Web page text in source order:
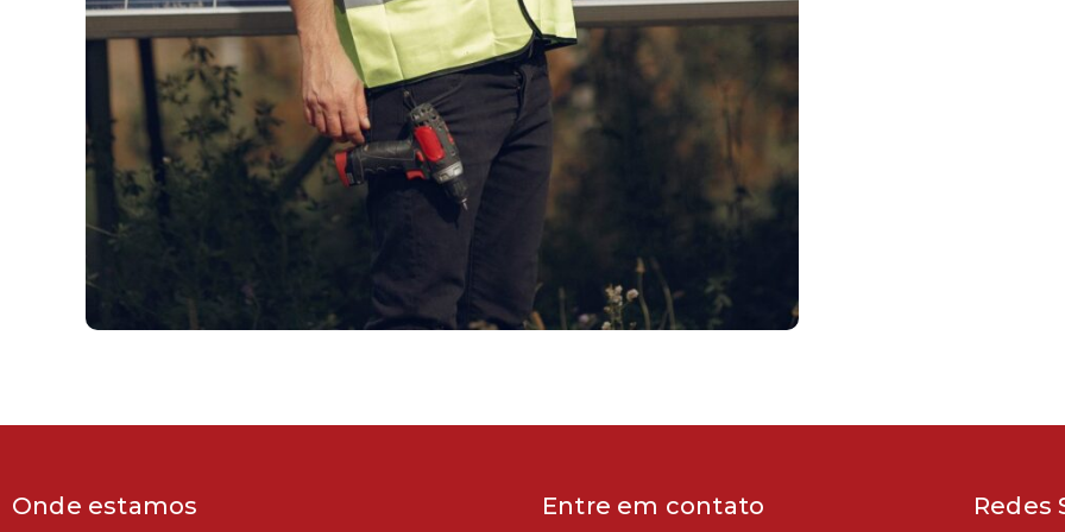
Onde estamos Entre em contato Redes